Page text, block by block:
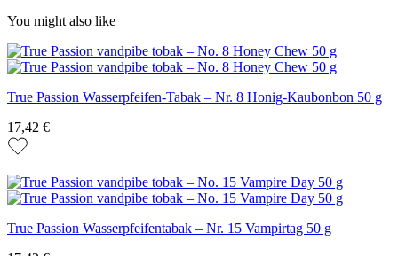
You might also like
True Passion Wasserpfeifen-Tabak – Nr. 8 Honig-Kaubonbon 50 g
17,42 €
True Passion Wasserpfeifentabak – Nr. 15 Vampirtag 50 g